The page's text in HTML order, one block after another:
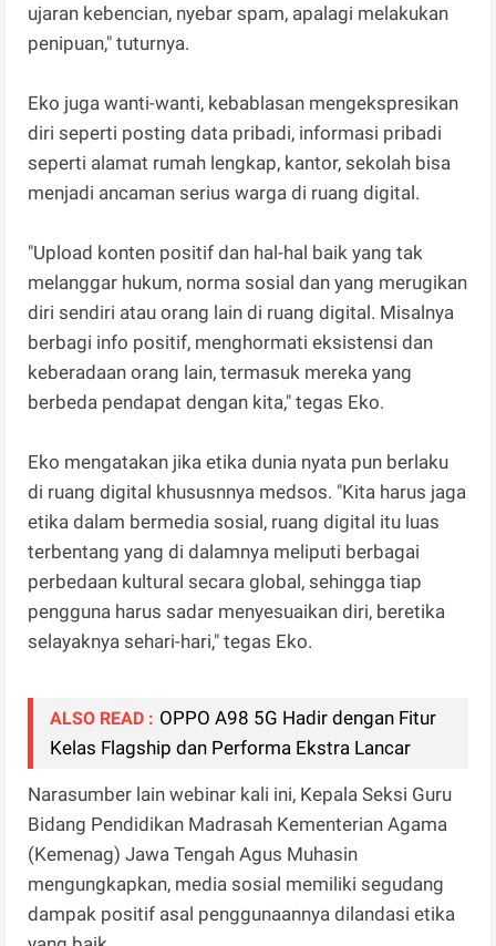
ujaran kebencian, nyebar spam, apalagi melakukan
penipuan," tuturnya.
Eko juga wanti-wanti, kebablasan mengekspresikan
diri seperti posting data pribadi, informasi pribadi
seperti alamat rumah lengkap, kantor, sekolah bisa
menjadi ancaman serius warga di ruang digital.
"Upload konten positif dan hal-hal baik yang tak
melanggar hukum, norma sosial dan yang merugikan
diri sendiri atau orang lain di ruang digital. Misalnya
berbagi info positif, menghormati eksistensi dan
keberadaan orang lain, termasuk mereka yang
berbeda pendapat dengan kita," tegas Eko.
Eko mengatakan jika etika dunia nyata pun berlaku
di ruang digital khususnnya medsos. "Kita harus jaga
etika dalam bermedia sosial, ruang digital itu luas
terbentang yang di dalamnya meliputi berbagai
perbedaan kultural secara global, sehingga tiap
pengguna harus sadar menyesuaikan diri, beretika
selayaknya sehari-hari," tegas Eko.
ALSO READ : OPPO A98 5G Hadir dengan Fitur
Kelas Flagship dan Performa Ekstra Lancar
Narasumber lain webinar kali ini, Kepala Seksi Guru
Bidang Pendidikan Madrasah Kementerian Agama
(Kemenag) Jawa Tengah Agus Muhasin
mengungkapkan, media sosial memiliki segudang
dampak positif asal penggunaannya dilandasi etika